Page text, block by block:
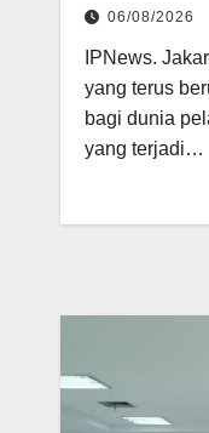
06/08/2026
IPNews.
yang terus
bagi dunia
yang terjadi…